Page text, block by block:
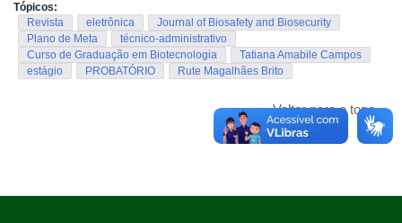
Tópicos:
Revista
eletrônica
Journal of Biosafety and Biosecurity
Plano de Meta
técnico-administrativo
Curso de Graduação em Biotecnologia
Tatiana Amabile Campos
estágio
PROBATÓRIO Rute Magalhães Brito
Voltar para o topo